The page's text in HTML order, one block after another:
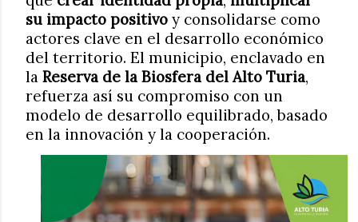
su impacto positivo y consolidarse como
actores clave en el desarrollo económico
del territorio. El municipio, enclavado en
la Reserva de la Biosfera del Alto Turia,
refuerza así su compromiso con un
modelo de desarrollo equilibrado, basado
en la innovación y la cooperación.